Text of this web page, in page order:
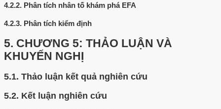
4.2.2. Phân tích nhân tố khám phá EFA
4.2.3. Phân tích kiểm định
5. CHƯƠNG 5: THẢO LUẬN VÀ
KHUYẾN NGHỊ
5.1. Thảo luận kết quả nghiên cứu
5.2. Kết luận nghiên cứu